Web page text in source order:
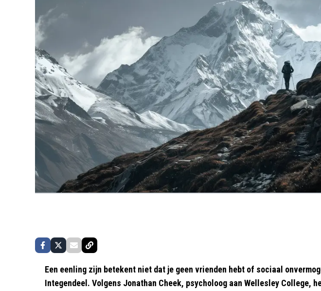
Een eenling zijn betekent niet dat je geen vrienden hebt of sociaal
Integendeel. Volgens Jonathan Cheek, psycholoog aan Wellesley College,